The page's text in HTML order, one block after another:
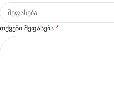
თქვენი შეფასება *